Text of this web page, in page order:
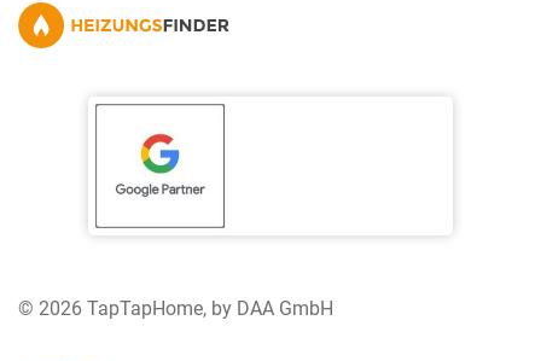
© 2026 TapTapHome, by DAA GmbH